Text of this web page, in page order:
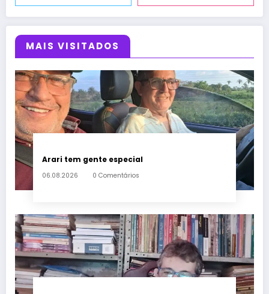
MAIS VISITADOS
Arari tem gente especial
06.08.2026 0 Comentários